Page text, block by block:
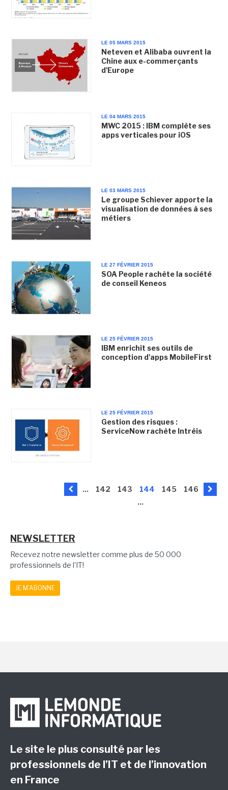
LE 05 MARS 2015
Neteven et Alibaba ouvrent la
Chine aux e-commerçants
d'Europe
LE 04 MARS 2015
MWC 2015 : IBM complète ses
apps verticales pour iOS
LE 03 MARS 2015
Le groupe Schiever apporte la
visualisation de données à ses
métiers
LE 27 FÉVRIER 2015
SOA People rachète la société
de conseil Keneos
LE 25 FÉVRIER 2015
IBM enrichit ses outils de
conception d'apps MobileFirst
LE 25 FÉVRIER 2015
Gestion des risques :
ServiceNow rachète Intréis
... 142 143 144 145
146
...
NEWSLETTER
Recevez notre newsletter comme plus de 50 000
professionnels de l'IT!
JE M'ABONNE
Le site le plus consulté par les
professionnels de l’IT et de l’innovation
en France